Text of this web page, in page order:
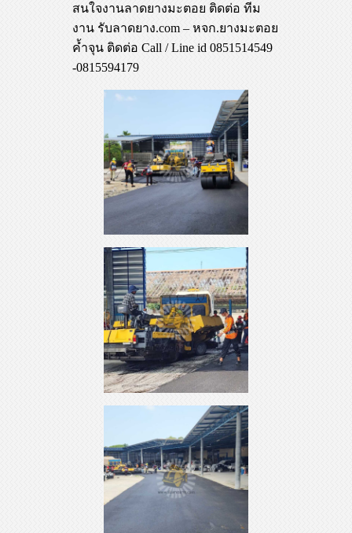
สนใจงานลาดยางมะตอย ติดต่อ ทีม
งาน รับลาดยาง.com – หจก.ยางมะตอย
ค้ำจุน ติดต่อ Call / Line id 0851514549
-0815594179